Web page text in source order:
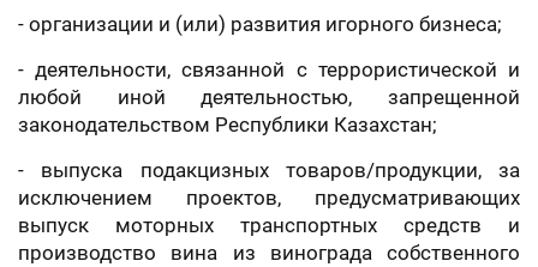
- организации и (или) развития игорного бизнеса;
- деятельности, связанной с террористической и
любой иной деятельностью, запрещенной
законодательством Республики Казахстан;
- выпуска подакцизных товаров/продукции, за
исключением проектов, предусматривающих
выпуск моторных транспортных средств и
производство вина из винограда собственного